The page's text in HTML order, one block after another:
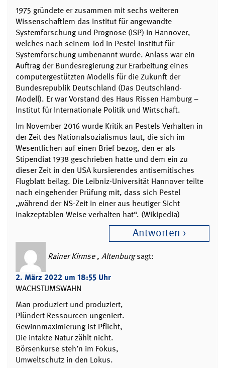
1975 gründete er zusammen mit sechs weiteren
Wissenschaftlern das Institut für angewandte
Systemforschung und Prognose (ISP) in Hannover,
welches nach seinem Tod in Pestel-Institut für
Systemforschung umbenannt wurde. Anlass war ein
Auftrag der Bundesregierung zur Erarbeitung eines
computergestützten Modells für die Zukunft der
Bundesrepublik Deutschland (Das Deutschland-
Modell). Er war Vorstand des Haus Rissen Hamburg –
Institut für Internationale Politik und Wirtschaft.
Im November 2016 wurde Kritik an Pestels Verhalten in
der Zeit des Nationalsozialismus laut, die sich im
Wesentlichen auf einen Brief bezog, den er als
Stipendiat 1938 geschrieben hatte und dem ein zu
dieser Zeit in den USA kursierendes antisemitisches
Flugblatt beilag. Die Leibniz-Universität Hannover teilte
nach eingehender Prüfung mit, dass sich Pestel
„während der NS-Zeit in einer aus heutiger Sicht
inakzeptablen Weise verhalten hat“. (Wikipedia)
Antworten
Rainer Kirmse , Altenburg sagt:
2. März 2022 um 18:55 Uhr
WACHSTUMSWAHN
Man produziert und produziert,
Plündert Ressourcen ungeniert.
Gewinnmaximierung ist Pflicht,
Die intakte Natur zählt nicht.
Börsenkurse steh’n im Fokus,
Umweltschutz in den Lokus.